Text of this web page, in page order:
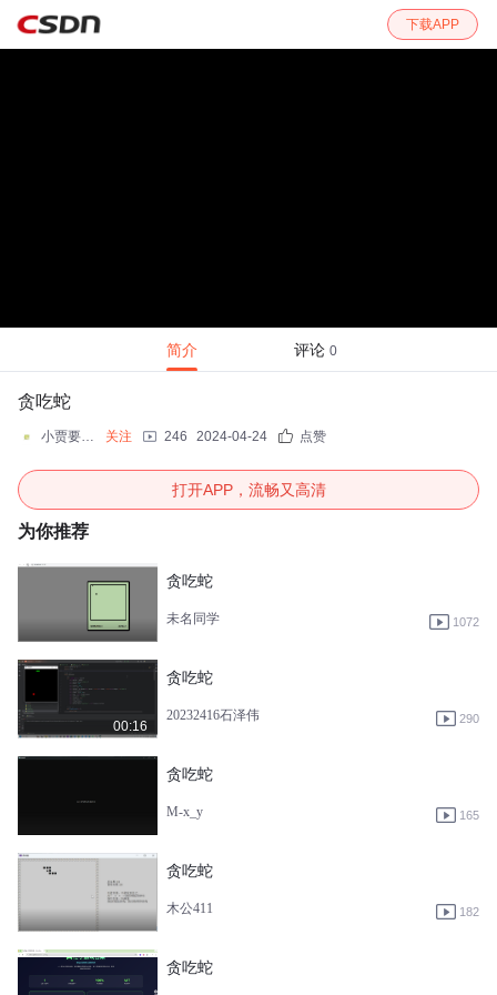
下载APP
简介 评论 0
贪吃蛇
小贾要努力~ 关注 246 2024-04-24 点赞
打开APP，流畅又高清
为你推荐
贪吃蛇
未名同学 1072
00:16
贪吃蛇
20232416石泽伟 290
贪吃蛇
M-x_y 165
贪吃蛇
木公411 182
贪吃蛇